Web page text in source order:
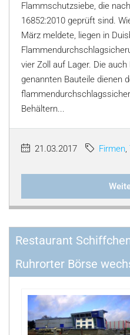
Flammschutzsiebe, die
16852:2010 geprüft sind.
März meldete, liegen in
vier Zoll auf Lager. Die
genannten Bauteile dienen
Behältern...
21.03.2017 Firmen,
Restaurant
Ruhrorter Börse